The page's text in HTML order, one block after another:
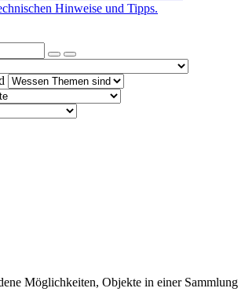
Hinweise und Tipps.
Möglichkeiten, Objekte in einer Sammlung